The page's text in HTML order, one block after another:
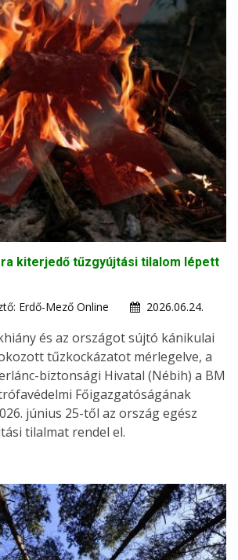
kiterjedő tűzgyújtási tilalom lépett
Erdő-Mező Online
2026.06.24.
és az országot sújtó kánikulai
tűzkockázatot mérlegelve, a
biztonsági Hivatal (Nébih) a BM
Főigazgatóságának
június 25-től az ország egész
tilalmat rendel el.